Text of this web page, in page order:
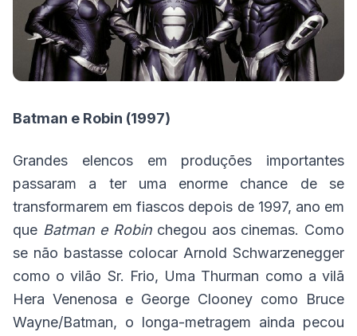
Batman e Robin (1997)
Grandes elencos em produções importantes
passaram a ter uma enorme chance de se
transformarem em fiascos depois de 1997, ano em
que Batman e Robinchegou aos cinemas. Como
se não bastasse colocar Arnold Schwarzenegger
como o vilão Sr. Frio, Uma Thurman como a vilã
Hera Venenosa e George Clooney como Bruce
Wayne/Batman, o longa-metragem ainda pecou